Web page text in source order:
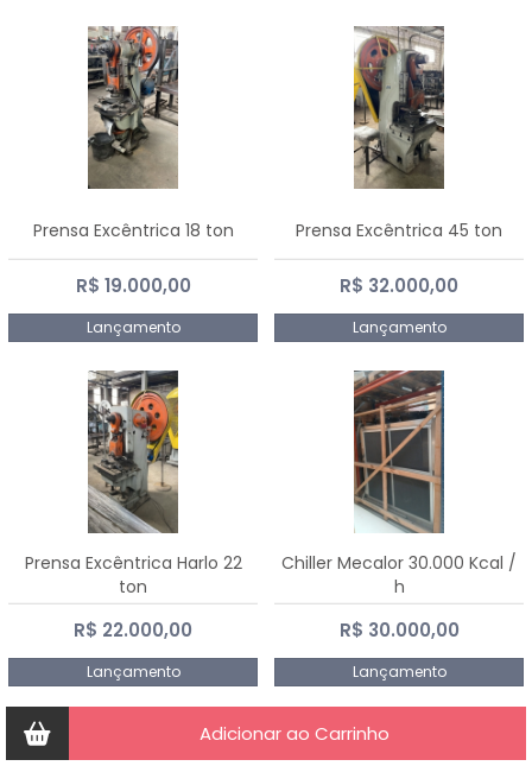
Prensa Excêntrica 18 ton
R$ 19.000,00
Lançamento
Prensa Excêntrica 45 ton
R$ 32.000,00
Lançamento
Prensa Excêntrica Harlo 22
ton
R$ 22.000,00
Lançamento
Chiller Mecalor 30.000 Kcal /
h
R$ 30.000,00
Lançamento
Adicionar ao Carrinho